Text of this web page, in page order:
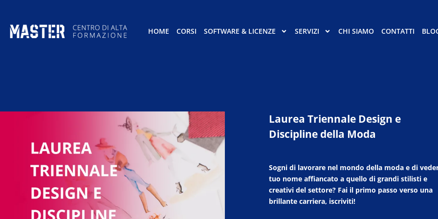
HOME CORSI SOFTWARE & LICENZE SERVIZI CHI SIAMO CONTATTI
Laurea Triennale Design e
Discipline della Moda
Sogni di lavorare nel mondo della moda e di
tuo nome affiancato a quello di grandi stilisti e
creativi del settore? Fai il primo passo verso una
brillante carriera, iscriviti!